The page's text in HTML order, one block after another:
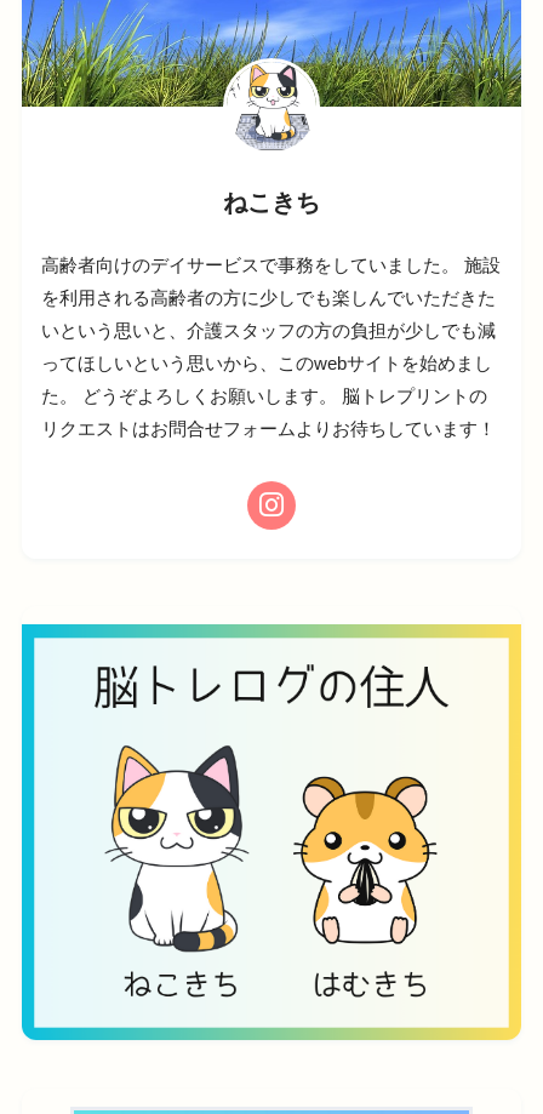
ねこきち
高齢者向けのデイサービスで事務をしていました。 施設
を利用される高齢者の方に少しでも楽しんでいただきた
いという思いと、介護スタッフの方の負担が少しでも減
ってほしいという思いから、このwebサイトを始めまし
た。 どうぞよろしくお願いします。 脳トレプリントの
リクエストはお問合せフォームよりお待ちしています！